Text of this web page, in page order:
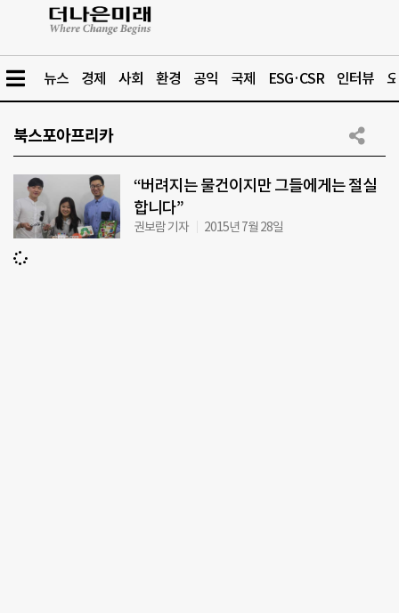
뉴스 경제 사회 환경 공익 국제 ESG·CSR 인터뷰
북스포아프리카
“버려지는 물건이지만 그들에게는 절실
합니다”
권보람 기자 2015년 7월 28일